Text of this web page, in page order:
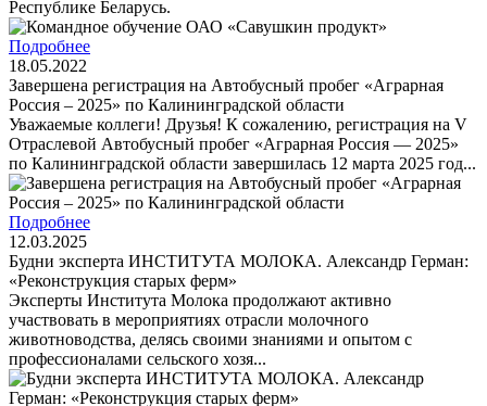
Республике Беларусь.
Подробнее
18.05.2022
Завершена регистрация на Автобусный пробег «Аграрная
Россия – 2025» по Калининградской области
Уважаемые коллеги! Друзья! К сожалению, регистрация на V
Отраслевой Автобусный пробег «Аграрная Россия — 2025»
по Калининградской области завершилась 12 марта 2025 год...
Подробнее
12.03.2025
Будни эксперта ИНСТИТУТА МОЛОКА. Александр Герман:
«Реконструкция старых ферм»
Эксперты Института Молока продолжают активно
участвовать в мероприятиях отрасли молочного
животноводства, делясь своими знаниями и опытом с
профессионалами сельского хозя...